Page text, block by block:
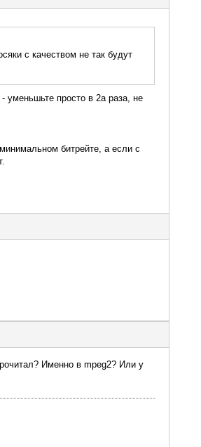
с качеством не так будут
уменьшьте просто в 2а раза, не
битрейте, а если с
Именно в mpeg2? Или у